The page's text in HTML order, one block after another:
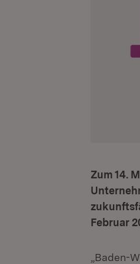
Zum 14.
Februar
„Baden-